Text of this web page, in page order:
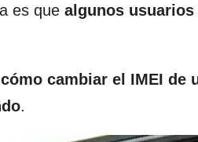
es que algunos
cambiar el IMEI
.